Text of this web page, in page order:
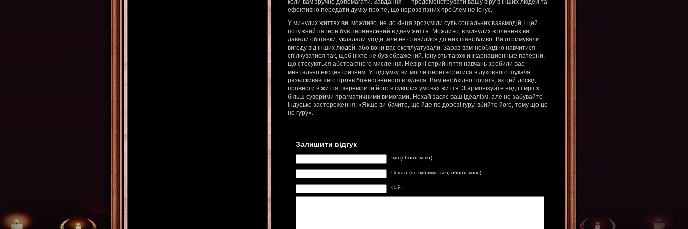
коли вам зручно допомагати. Завдання — продемонструвати вашу віру в інших людей та
ефективно передати думку про те, що нерозв’язних проблем не існує.
У минулих життях ви, можливо, не до кінця зрозуміли суть соціальних взаємодій, і цей
потужний патерн був перенесений в дану життя. Можливо, в минулих втіленнях ви
давали обіцянки, укладали угоди, але не ставилися до них шанобливо. Ви отримували
вигоду від інших людей, або вони вас експлуатували. Зараз вам необхідно навчитися
спілкуватися так, щоб ніхто не був ображений. Існують також инкарнационные патерни,
що стосуються абстрактного мислення. Невірні сприйняття навчань зробили вас
ментально ексцентричним. У підсумку, ви могли перетворитися в духовного шукача,
разыскивавшего прояв божественного в чудеса. Вам необхідно попять, як цей досвід
провести в життя, перевірити його в суворих умовах життя. Згармонізуйте надії і мрії з
більш суворими прагматичними вимогами. Нехай засяє ваш ідеалізм, але не забувайте
індуське застереження: «Якщо ви бачите, що йде по дорозі гуру, вбийте його, тому що це
не гуру».
Залишити відгук
Імя (обов'язково)
Пошта (не публікується, обов'язково)
Сайт